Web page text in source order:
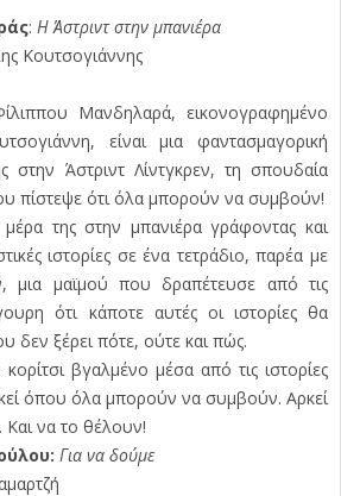
: Η Άστριντ στην μπανιέρα
Κουτσογιάννης
Μανδηλαρά, εικονογραφημένο
είναι μια φαντασμαγορική
στην Άστριντ Λίντγκρεν, τη σπουδαία
πίστεψε ότι όλα μπορούν να συμβούν!
της στην μπανιέρα γράφοντας και
ιστορίες σε ένα τετράδιο, παρέα με
μια μαϊμού που δραπέτευσε από τις
ότι κάποτε αυτές οι ιστορίες θα
δεν ξέρει πότε, ούτε και πώς.
βγαλμένο μέσα από τις ιστορίες
όπου όλα μπορούν να συμβούν. Αρκεί
να το θέλουν!
Για να δούμε